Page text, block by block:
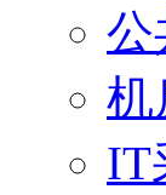
公
机
IT